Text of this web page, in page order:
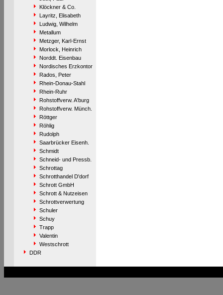
Klöckner & Co.
Layritz, Elisabeth
Ludwig, Wilhelm
Metallum
Metzger, Karl-Ernst
Morlock, Heinrich
Norddt. Eisenbau
Nordisches Erzkontor
Rados, Peter
Rhein-Donau-Stahl
Rhein-Ruhr
Rohstoffverw. A'burg
Rohstoffverw. Münch.
Röttger
Röhlig
Rudolph
Saarbrücker Eisenh.
Schmidt
Schneid- und Pressb.
Schrottag
Schrotthandel D'dorf
Schrott GmbH
Schrott & Nutzeisen
Schrottverwertung
Schuler
Schuy
Trapp
Valentin
Westschrott
DDR